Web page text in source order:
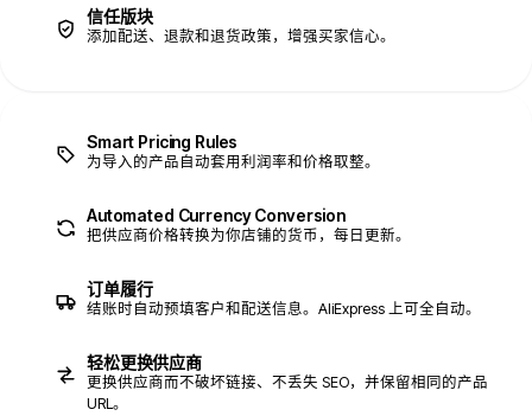
信任版块
添加配送、退款和退货政策，增强买家信心。
Smart Pricing Rules
为导入的产品自动套用利润率和价格取整。
Automated Currency Conversion
把供应商价格转换为你店铺的货币，每日更新。
订单履行
结账时自动预填客户和配送信息。AliExpress 上可全自动。
轻松更换供应商
更换供应商而不破坏链接、不丢失 SEO，并保留相同的产品
URL。